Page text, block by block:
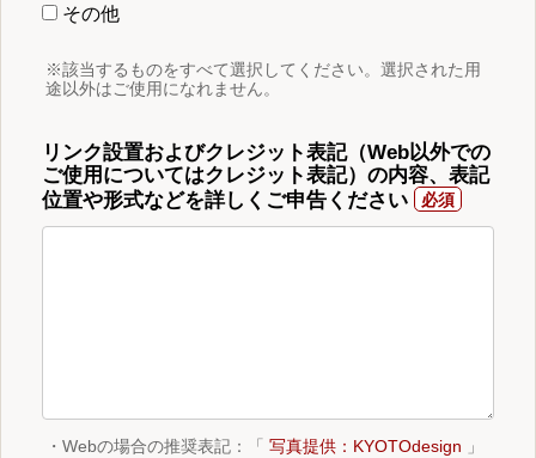
その他
※該当するものをすべて選択してください。選択された用
途以外はご使用になれません。
リンク設置およびクレジット表記（Web以外での
ご使用についてはクレジット表記）の内容、表記
位置や形式などを詳しくご申告ください
・Webの場合の推奨表記：「 写真提供：KYOTOdesign 」